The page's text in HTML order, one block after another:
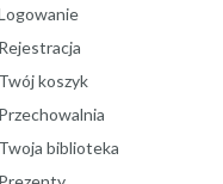
Rejestracja
Twój koszyk
Przechowalnia
Twoja biblioteka